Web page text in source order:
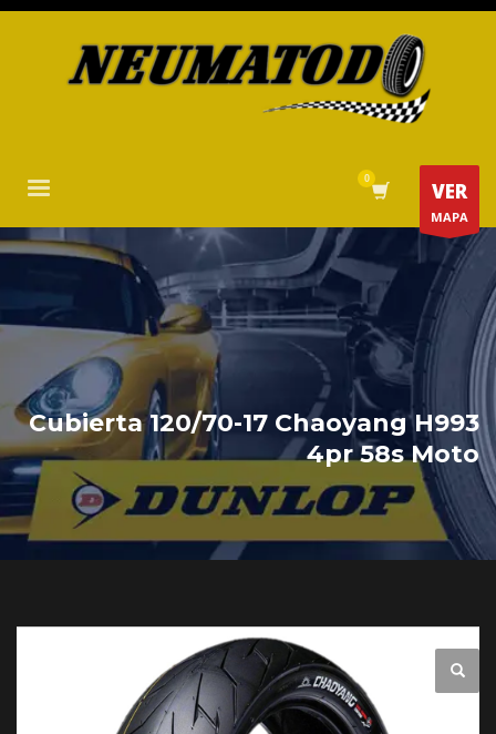
VER
MAPA
Cubierta 120/70-17 Chaoyang H993
4pr 58s Moto